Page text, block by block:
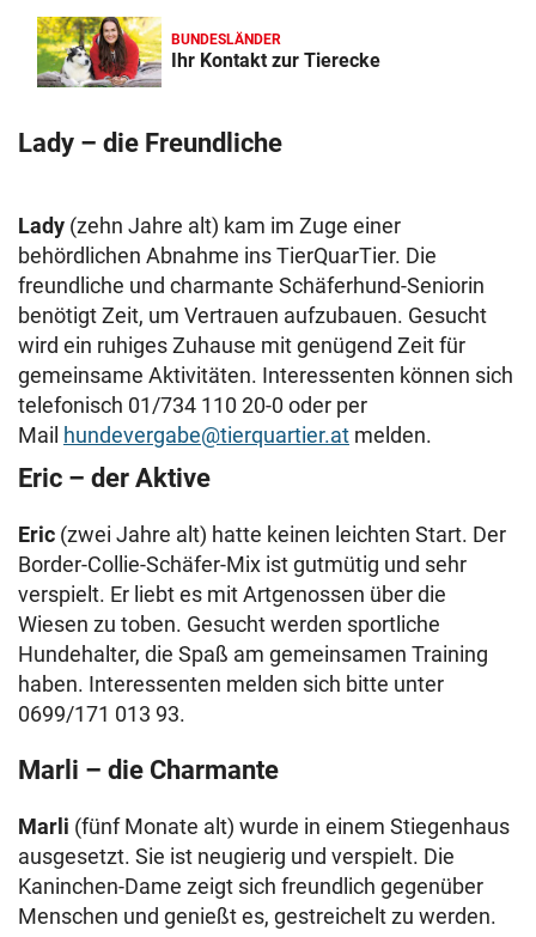
BUNDESLÄNDER
Ihr Kontakt zur Tierecke
Lady – die Freundliche
Lady (zehn Jahre alt) kam im Zuge einer
behördlichen Abnahme ins TierQuarTier. Die
freundliche und charmante Schäferhund-Seniorin
benötigt Zeit, um Vertrauen aufzubauen. Gesucht
wird ein ruhiges Zuhause mit genügend Zeit für
gemeinsame Aktivitäten. Interessenten können sich
telefonisch 01/734 110 20-0 oder per
Mail hundevergabe@tierquartier.at melden.
Eric – der Aktive
Eric (zwei Jahre alt) hatte keinen leichten Start. Der
Border-Collie-Schäfer-Mix ist gutmütig und sehr
verspielt. Er liebt es mit Artgenossen über die
Wiesen zu toben. Gesucht werden sportliche
Hundehalter, die Spaß am gemeinsamen Training
haben. Interessenten melden sich bitte unter
0699/171 013 93.
Marli – die Charmante
Marli (fünf Monate alt) wurde in einem Stiegenhaus
ausgesetzt. Sie ist neugierig und verspielt. Die
Kaninchen-Dame zeigt sich freundlich gegenüber
Menschen und genießt es, gestreichelt zu werden.